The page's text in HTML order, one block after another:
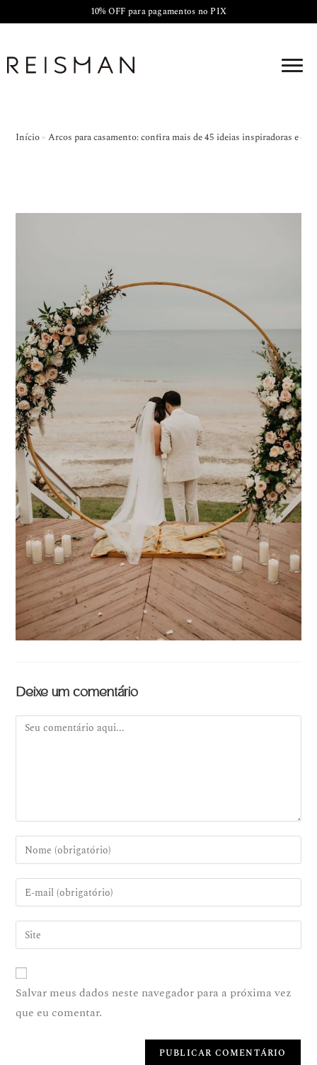
10% OFF para pagamentos no PIX
Início »Arcos para casamento: confira mais de 45 ideias inspiradoras e
Deixe um comentário
Salvar meus dados neste navegador para a próxima vez
que eu comentar.